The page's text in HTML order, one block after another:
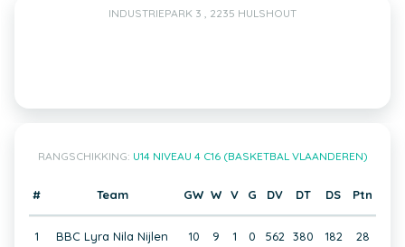
INDUSTRIEPARK 3 , 2235 HULSHOUT
RANGSCHIKKING: U14 NIVEAU 4 C16 (BASKETBAL VLAANDEREN)
# Team GW W V G DV DT DS Ptn
1
BBC Lyra Nila Nijlen
10 9 1 0 562 380 182 28